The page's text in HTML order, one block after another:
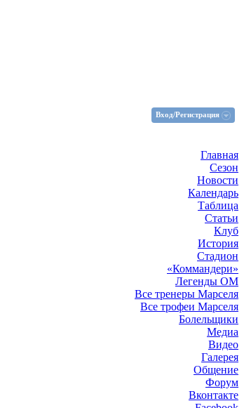
Вход/Регистрация
Главная
Сезон
Новости
Календарь
Таблица
Статьи
Клуб
История
Стадион
«Коммандери»
Легенды ОМ
Все тренеры Марселя
Все трофеи Марселя
Болельщики
Медиа
Видео
Галерея
Общение
Форум
Вконтакте